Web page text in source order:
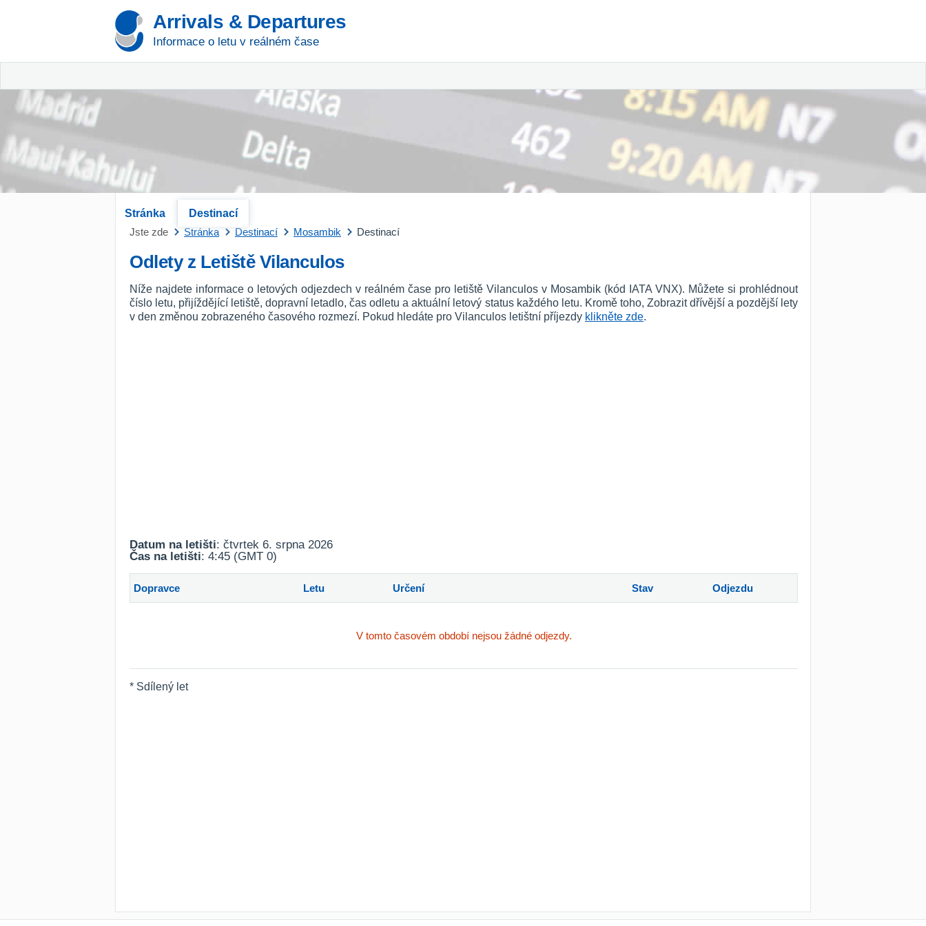
Arrivals & Departures
Informace o letu v reálném čase
Stránka
Destinací
Jste zde
Stránka Destinací Mosambik Destinací
Odlety z Letiště Vilanculos
Níže najdete informace o letových odjezdech v reálném čase pro letiště Vilanculos v Mosambik (kód IATA VNX). Můžete si prohlédnout
číslo letu, přijíždějící letiště, dopravní letadlo, čas odletu a aktuální letový status každého letu. Kromě toho, Zobrazit dřívější a pozdější lety
v den změnou zobrazeného časového rozmezí. Pokud hledáte pro Vilanculos letištní příjezdy klikněte zde.
Datum na letišti: čtvrtek 6. srpna 2026
Čas na letišti: 4:45 (GMT 0)
Dopravce Letu Určení Stav Odjezdu
V tomto časovém období nejsou žádné odjezdy.
* Sdílený let